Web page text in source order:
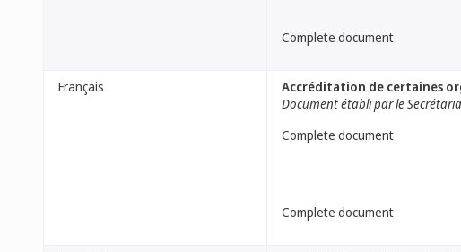
Complete document
Français
Accréditation de certaines
Document établi par le
Complete document
Complete document